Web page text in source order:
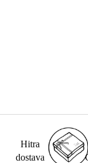
Hitra
dostava